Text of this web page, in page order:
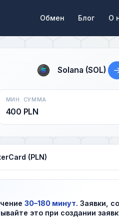
Обмен Блог О
Solana (SOL)
МИН. СУММА
400 PLN
(PLN)
30–180 минут. Заявки,
это при создании